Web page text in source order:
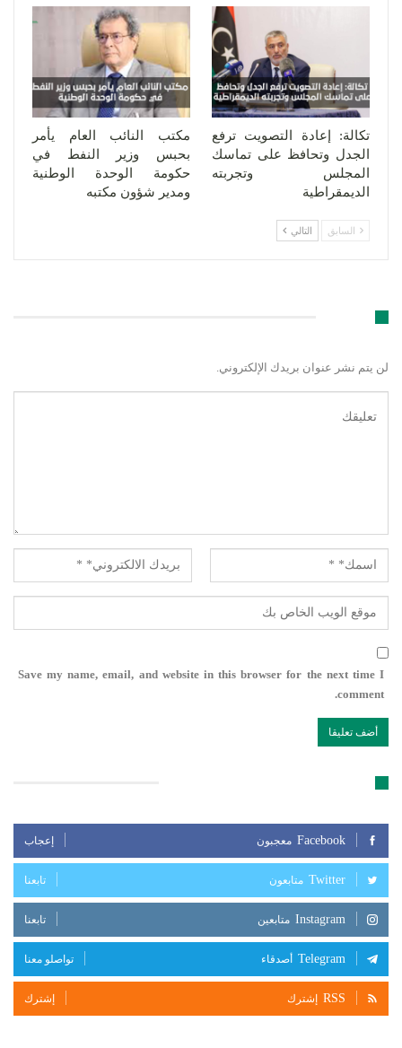
تكالة: إعادة التصويت ترفع
الجدل وتحافظ على تماسك
المجلس وتجربته
الديمقراطية
مكتب النائب العام يأمر
بحبس وزير النفط في
حكومة الوحدة الوطنية
ومدير شؤون مكتبه
السابق التالي
لن يتم نشر عنوان بريدك الإلكتروني.
Save my name, email, and website in this browser for the next time I
comment.
Facebook معجبون إعجاب
Twitter متابعون تابعنا
Instagram متابعين تابعنا
Telegram أصدقاء تواصلو معنا
RSS إشترك إشترك